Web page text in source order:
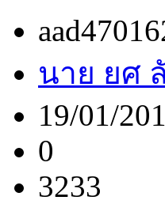
นาย ยศ
19/01/
0
3233